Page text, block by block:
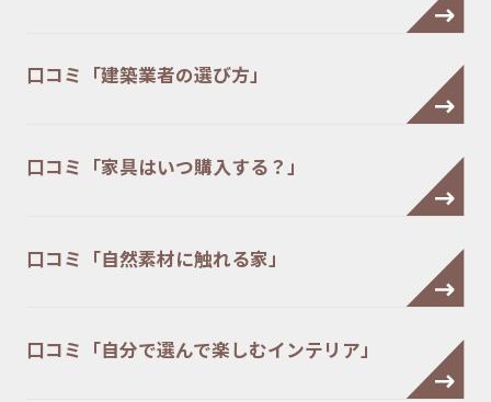
口コミ「建築業者の選び方」
口コミ「家具はいつ購入する？」
口コミ「自然素材に触れる家」
口コミ「自分で選んで楽しむインテリア」